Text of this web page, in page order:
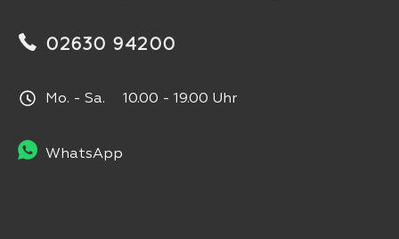
02630 94200
Mo. - Sa. 10.00 - 19.00 Uhr
WhatsApp